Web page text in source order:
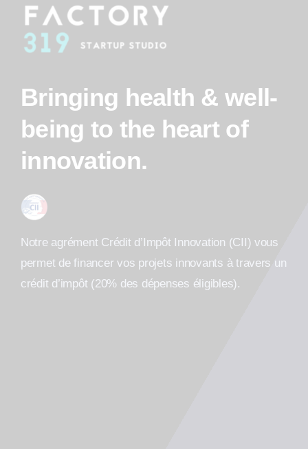
Bringing health & well-
being to the heart of
innovation.
Notre agrément Crédit d’Impôt Innovation (CII) vous
permet de financer vos projets innovants à travers un
crédit d’impôt (20% des dépenses éligibles).